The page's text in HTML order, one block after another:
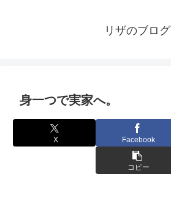
リザのブログ
身一つで実家へ。
X Facebook
コピー